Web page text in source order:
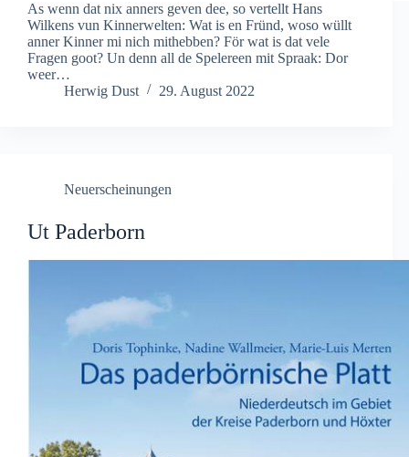
As wenn dat nix anners geven dee, so vertellt Hans
Wilkens vun Kinnerwelten: Wat is en Fründ, woso wüllt
anner Kinner mi nich mithebben? För wat is dat vele
Fragen goot? Un denn all de Spelereen mit Spraak: Dor
weer…
Herwig Dust
29. August 2022
Neuerscheinungen
Ut Paderborn